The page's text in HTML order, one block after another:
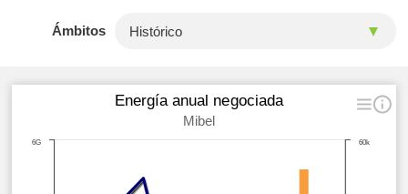
Ámbitos
Energía anual negociada
Mibel
60k
6G